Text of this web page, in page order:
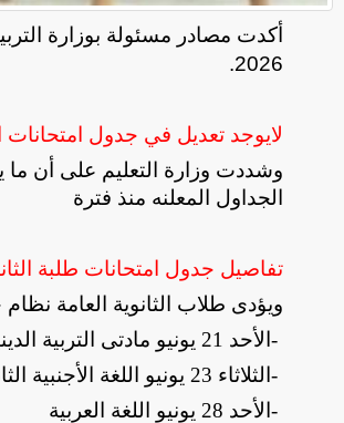
أكدت مصادر مسئولة بوزارة
2026.
لايوجد تعديل في جدول امتحانات
وشددت وزارة التعليم على أن ما
الجداول المعلنه منذ فترة
تفاصيل جدول امتحانات طلبة
ويؤدى طلاب الثانوية العامة نظام
-الأحد 21 يونيو مادتى التربية الدينية والتربية الوطنية
-الثلاثاء 23 يونيو اللغة الأجنبية الثانية
-الأحد 28 يونيو اللغة العربية